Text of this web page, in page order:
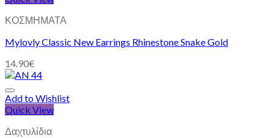
ΚΟΣΜΗΜΑΤΑ
Mylovly Classic New Earrings Rhinestone Snake Gold
14.90€
Add to Wishlist
Quick View
Δαχτυλίδια